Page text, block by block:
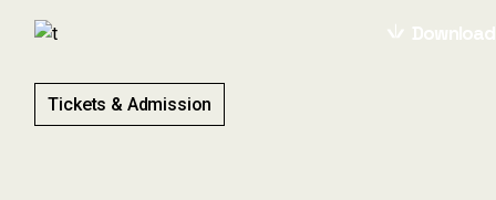
Tickets & Admission